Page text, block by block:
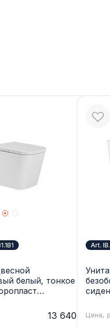
белый, тонкое
ALTO,13 640.-
Art.
Цена,